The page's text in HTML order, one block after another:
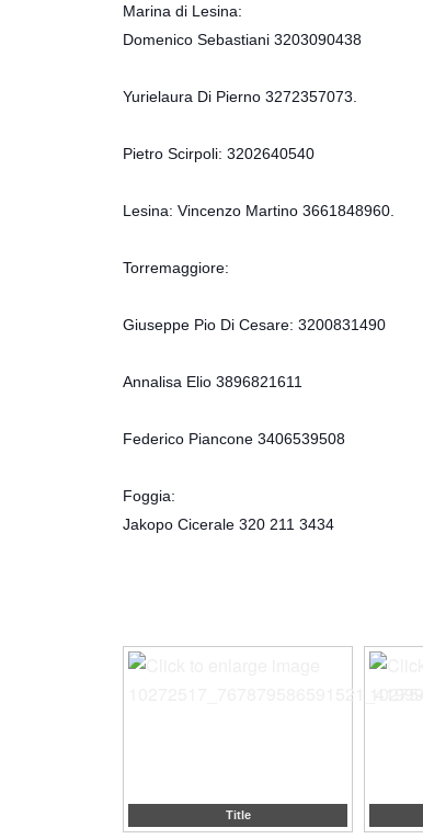
Marina di Lesina:
Domenico Sebastiani 3203090438
Yurielaura Di Pierno 3272357073.
Pietro Scirpoli: 3202640540
Lesina: Vincenzo Martino 3661848960.
Torremaggiore:
Giuseppe Pio Di Cesare: 3200831490
Annalisa Elio 3896821611
Federico Piancone 3406539508
Foggia:
Jakopo Cicerale 320 211 3434
Title